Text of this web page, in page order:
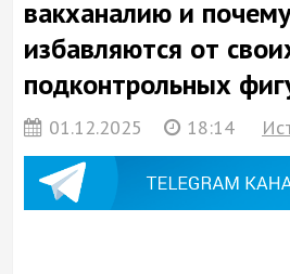
вакханалию и
избавляются от
подконтрольных
01.12.2025 18:14